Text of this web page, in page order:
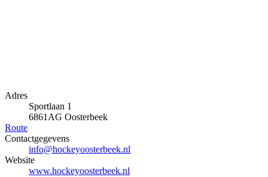
Adres
Sportlaan 1
6861AG Oosterbeek
Route
Contactgegevens
info@hockeyoosterbeek.nl
Website
www.hockeyoosterbeek.nl